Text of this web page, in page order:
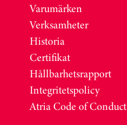
Varumärken
Verksamheter
Historia
Certifikat
Hållbarhetsrapport
Integritetspolicy
Atria Code of Conduct